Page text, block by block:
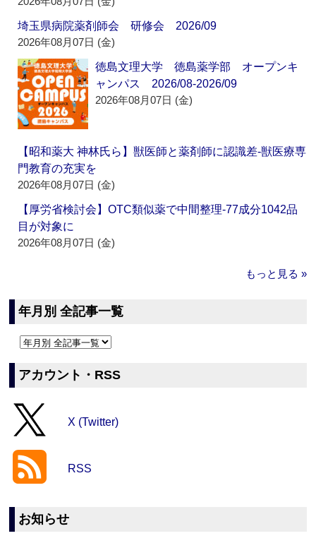
埼玉県病院薬剤師会 研修会 2026/09
2026年08月07日 (金)
徳島文理大学 徳島薬学部 オープンキ
ャンパス 2026/08-2026/09
2026年08月07日 (金)
【昭和薬大 神林氏ら】獣医師と薬剤師に認識差‐獣医療専
門教育の充実を
2026年08月07日 (金)
【厚労省検討会】OTC類似薬で中間整理‐77成分1042品
目が対象に
2026年08月07日 (金)
もっと見る »
年月別 全記事一覧
アカウント・RSS
X (Twitter)
RSS
お知らせ